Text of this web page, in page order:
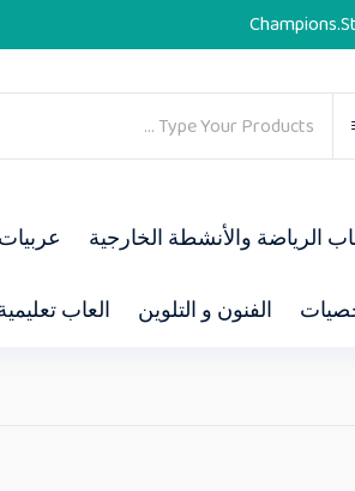
الرياضة والأنشطة الخارجية
الفنون و التلوين العاب